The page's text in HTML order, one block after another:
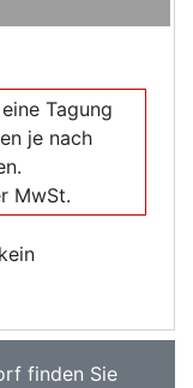
Tagung
je nach
MwSt.
finden Sie